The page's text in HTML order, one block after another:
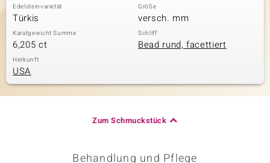
Edelsteinvarietät
Türkis
Größe
versch. mm
Karatgewicht Summe
6,205 ct
Schliff
Bead rund, facettiert
Herkunft
USA
Zum Schmuckstück
Behandlung und Pflege